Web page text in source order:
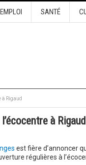
EMPLOI SANTÉ
à Rigaud
à Rigaud
est fière d’annoncer
régulières à